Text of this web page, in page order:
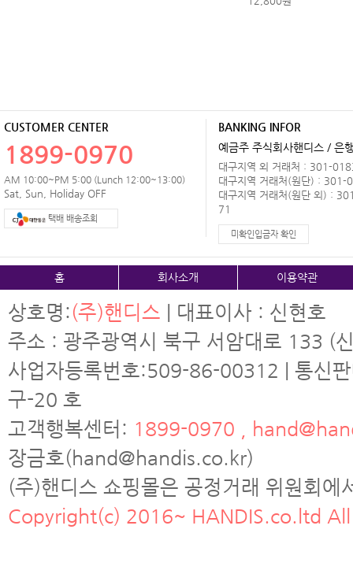
CUSTOMER CENTER
1899-0970
AM 10:00~PM 5:00 (Lunch 12:00~13:00)
Sat, Sun, Holiday OFF
택배 배송조회
BANKING INFOR
예금주 주식회사핸디스 / 은
대구지역 외 거래처 : 301-
대구지역 거래처(원단) :
대구지역 거래처(원단 외) :
71
미확인입금자 확인
홈 회사소개 이용약관
상호명:(주)핸디스 | 대표이사 : 신현호
주소 : 광주광역시 북구 서암대로 133 (
사업자등록번호:509-86-00312 | 통신
구-20 호
고객행복센터: 1899-0970 ,
장금호(hand@handis.co.kr)
(주)핸디스 쇼핑몰은 공정거래 위원회
Copyright(c) 2016~ HANDIS.co.ltd